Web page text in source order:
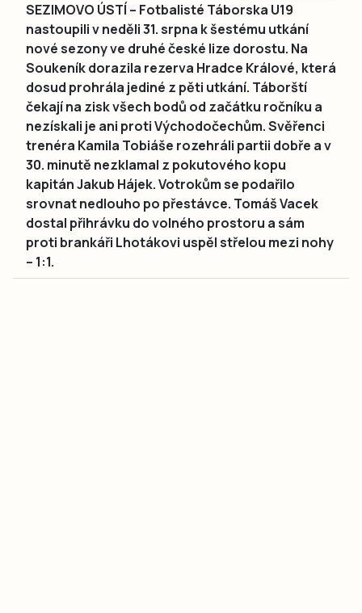
SEZIMOVO ÚSTÍ – Fotbalisté Táborska U19
nastoupili v neděli 31. srpna k šestému utkání
nové sezony ve druhé české lize dorostu. Na
Soukeník dorazila rezerva Hradce Králové, která
dosud prohrála jediné z pěti utkání. Táborští
čekají na zisk všech bodů od začátku ročníku a
nezískali je ani proti Východočechům. Svěřenci
trenéra Kamila Tobiáše rozehráli partii dobře a v
30. minutě nezklamal z pokutového kopu
kapitán Jakub Hájek. Votrokům se podařilo
srovnat nedlouho po přestávce. Tomáš Vacek
dostal přihrávku do volného prostoru a sám
proti brankáři Lhotákovi uspěl střelou mezi nohy
– 1:1.